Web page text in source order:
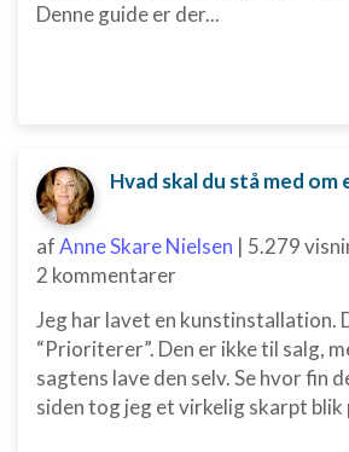
Denne guide er der...
Hvad skal du stå med om
afAnne Skare Nielsen | 5.279
2 kommentarer
Jeg har lavet en kunstinstallation.
“Prioriterer”. Den er ikke til salg,
sagtens lave den selv. Se hvor fin
siden tog jeg et virkelig skarpt blik